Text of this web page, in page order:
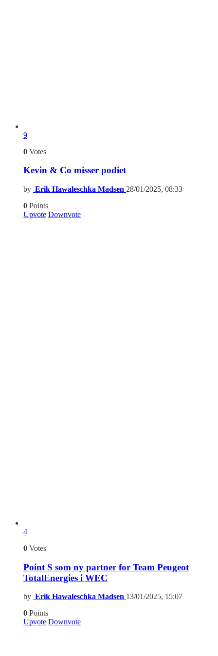
9
0 Votes
Kevin & Co misser podiet
by Erik Hawaleschka Madsen 28/01/2025, 08:33
0 Points
Upvote Downvote
4
0 Votes
Point S som ny partner for Team Peugeot
TotalEnergies i WEC
by Erik Hawaleschka Madsen 13/01/2025, 15:07
0 Points
Upvote Downvote